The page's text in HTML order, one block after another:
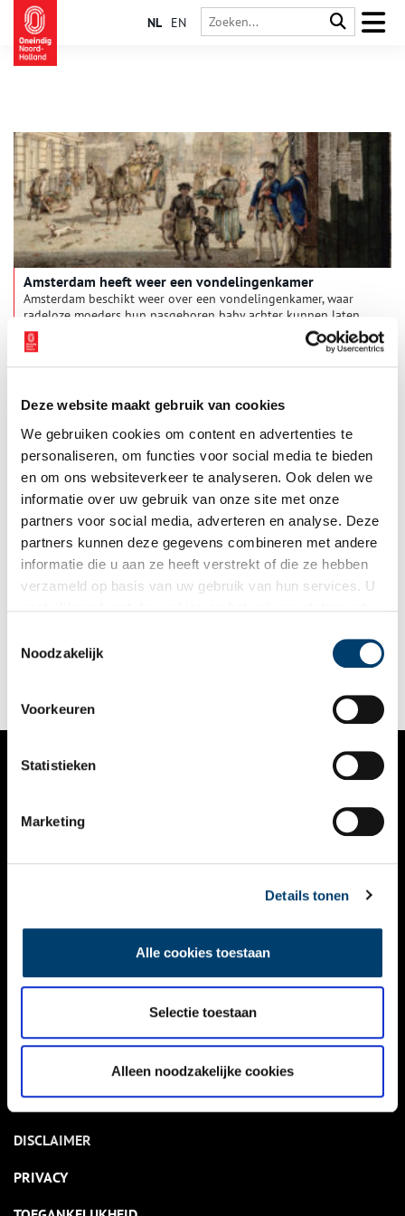
Deze website maakt gebruik van cookies
We gebruiken cookies om content en advertenties te
personaliseren, om functies voor social media te bieden
en om ons websiteverkeer te analyseren. Ook delen we
informatie over uw gebruik van onze site met onze
partners voor social media, adverteren en analyse. Deze
partners kunnen deze gegevens combineren met andere
informatie die u aan ze heeft verstrekt of die ze hebben
verzameld op basis van uw gebruik van hun services. U
Noodzakelijk
Voorkeuren
Statistieken
Marketing
Details tonen
Alle cookies toestaan
Selectie toestaan
Alleen noodzakelijke cookies
NL EN
Amsterdam heeft weer een vondelingenkamer
Amsterdam beschikt weer over een vondelingenkamer, waar
radeloze moeders hun pasgeboren baby achter kunnen laten.
Vondelingenkamers zijn een moderne variant van de
vondelingenmolens die in vroeger eeuwen in kloosters werden
gebruikt.
Vondelingen typeerden de armoede in Amsterdam
In het verarmde Amsterdam van de negentiende eeuw werden
jaarlijks honderden kinderen te vondeling gelegd. Nanda
bijzondere tentoonstelling, die tot 4 oktober 2020 in het
Amsterdamse Stadsarchief te zien is.
NIEUWS
KALENDER
ACTIVITEITEN
NIEUWSBRIEF
DISCLAIMER
PRIVACY